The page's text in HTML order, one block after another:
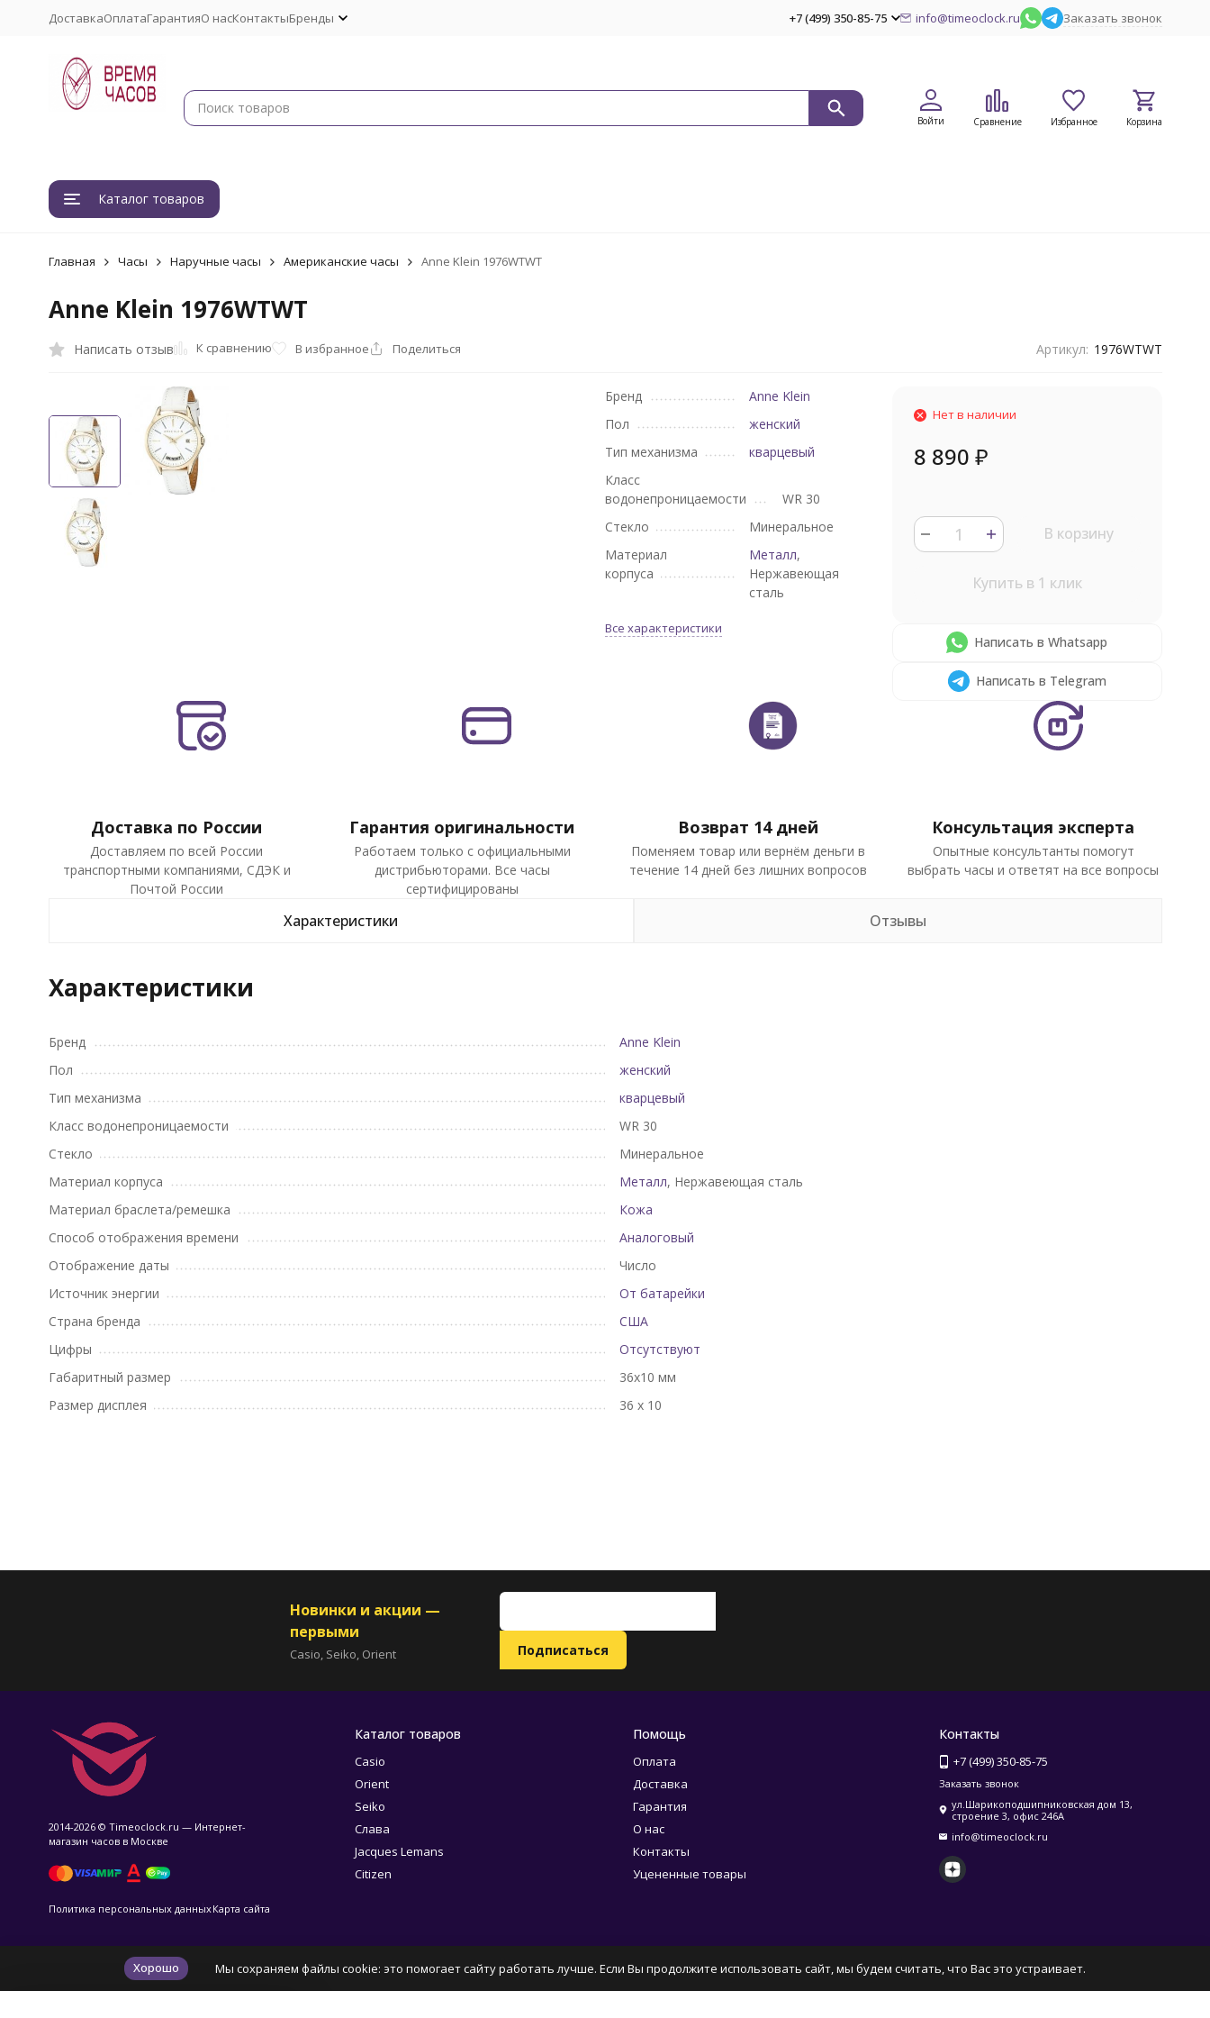
ДоставкаОплатаГарантияО насКонтактыБренды +7 (499) 350-85-75 info@timeoclock.ru Заказать звонок
Войти Сравнение Избранное Корзина
Каталог товаров
Главная Часы Наручные часы Американские часы Anne Klein 1976WTWT
Anne Klein 1976WTWT
Написать отзыв К сравнению В избранное Поделиться Артикул: 1976WTWT
Бренд
Anne Klein
Пол
женский
Тип механизма
кварцевый
Класс
водонепроницаемости
WR 30
Стекло
Минеральное
Материал
корпуса
Металл,
Нержавеющая
сталь
Все характеристики
Нет в наличии
8 890 ₽
В корзину
Купить в 1 клик
Написать в Whatsapp
Написать в Telegram
Доставка по России
Доставляем по всей России
транспортными компаниями, СДЭК и
Почтой России
Гарантия оригинальности
Работаем только с официальными
дистрибьюторами. Все часы
сертифицированы
Возврат 14 дней
Поменяем товар или вернём деньги в
течение 14 дней без лишних вопросов
Консультация эксперта
Опытные консультанты помогут
выбрать часы и ответят на все вопросы
Характеристики Отзывы
Характеристики
Бренд
Anne Klein
Пол
женский
Тип механизма
кварцевый
Класс водонепроницаемости
WR 30
Стекло
Минеральное
Материал корпуса
Металл, Нержавеющая сталь
Материал браслета/ремешка
Кожа
Способ отображения времени
Аналоговый
Отображение даты
Число
Источник энергии
От батарейки
Страна бренда
США
Цифры
Отсутствуют
Габаритный размер
36x10 мм
Размер дисплея
36 х 10
Новинки и акции —
первыми
Casio, Seiko, Orient
2014-2026 © Timeoclock.ru — Интернет-
магазин часов в Москве
Политика персональных данныхКарта сайта
Каталог товаров
Casio
Orient
Seiko
Слава
Jacques Lemans
Citizen
Помощь
Оплата
Доставка
Гарантия
О нас
Контакты
Уцененные товары
Контакты
+7 (499) 350-85-75
Заказать звонок
ул.Шарикоподшипниковская дом 13,
строение 3, офис 246А
info@timeoclock.ru
Хорошо Мы сохраняем файлы cookie: это помогает сайту работать лучше. Если Вы продолжите использовать сайт, мы будем считать, что Вас это устраивает.